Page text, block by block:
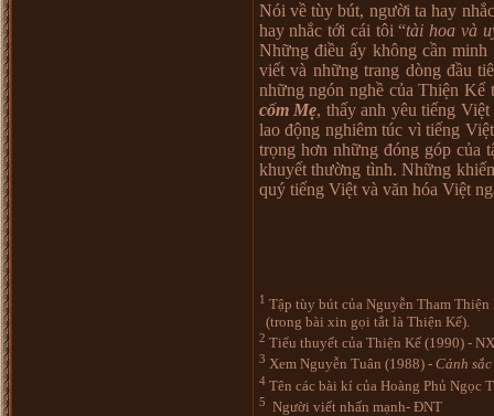
Nói về tùy bút, người ta hay
hay nhắc tới cái tôi “tài hoa và
Những điều ấy không cần
viết và những trang dòng đầu
những ngón nghề của Thiện
cốm Mẹ, thấy anh yêu tiếng
lao động nghiêm túc vì tiếng
trọng hơn những đóng góp của
khuyết thường tình. Những
quý tiếng Việt và văn hóa Việt
1 Tập tùy bút của Nguyễn Tham
(trong bài xin gọi tắt là Thiện Kế).
2 Tiểu thuyết của Thiện Kế (1990) -
3 Xem Nguyễn Tuân (1988) - Cảnh
4 Tên các bài kí của Hoàng Phủ Ngọc
5 Người viết nhấn mạnh- ĐNT